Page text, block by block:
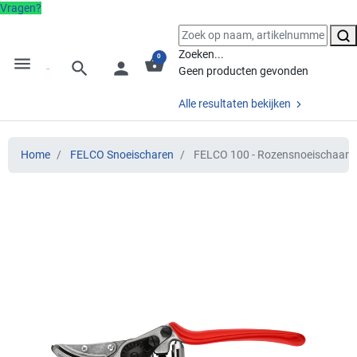
Vragen?
menu search person shopping_basket
0
Zoeken...
Geen producten gevonden
Alle resultaten bekijken
Home FELCO Snoeischaren FELCO 100 - Rozensnoeischaar